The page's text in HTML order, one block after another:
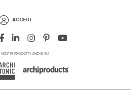
ACCEDI
NOSTRI PRODOTTI ANCHE SU